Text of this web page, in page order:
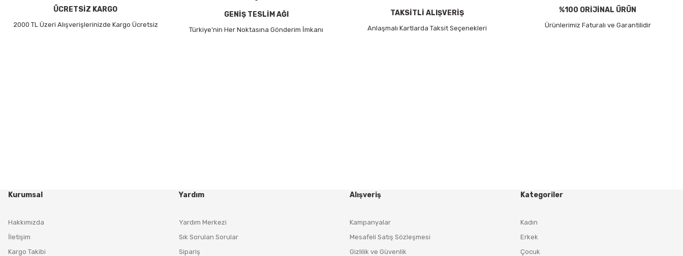
Bu ürüne benzer farklı alternatifler olmalı.
ÜCRETSİZ KARGO
2000 TL Üzeri Alışverişlerinizde Kargo Ücretsiz
GENİŞ TESLİM AĞI
Türkiye’nin Her Noktasına Gönderim İmkanı
TAKSİTLİ ALIŞVERİŞ
Anlaşmalı Kartlarda Taksit Seçenekleri
%100 ORİJİNAL ÜRÜN
Ürünlerimiz Faturalı ve Garantilidir
Kurumsal
Hakkımızda
İletişim
Kargo Takibi
Yardım
Yardım Merkezi
Sık Sorulan Sorular
Sipariş
Alışveriş
Kampanyalar
Mesafeli Satış Sözleşmesi
Gizlilik ve Güvenlik
Kategoriler
Kadın
Erkek
Çocuk